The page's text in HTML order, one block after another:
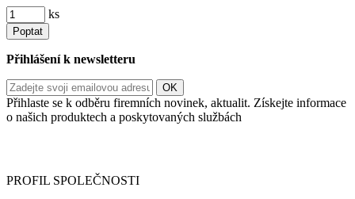
ks
Poptat
Přihlášení k newsletteru
Přihlaste se k odběru firemních novinek, aktualit. Získejte informace
o našich produktech a poskytovaných službách
PROFIL SPOLEČNOSTI